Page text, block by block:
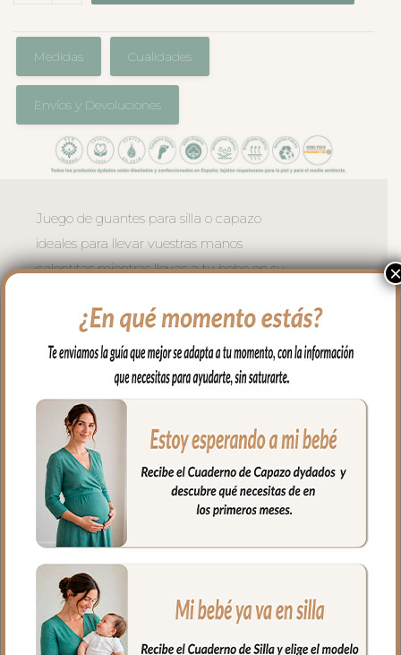
Medidas Cualidades
Envíos y Devoluciones
Juego de guantes para silla o capazo
ideales para llevar vuestras manos
calentitas mientras llevas a tu bebe en su
Se adaptan a todo tipo de sillas mediante
dos cremalleras laterales. Se coloca de
forma muy fácil y cómoda; abres las
carrito y vuelves a cerrar las cremalleras.
Puedes usar también en sillas de bastón
usando el ojal central en la parte de atrás
del guante.
El tejido exterior en tejido piqué bordado;
un piqué de algodón.
El tejido del, interior en piqué de algodón
Puedes lavar a mano o en lavadora,
siempre agua fría, jabones no abrasivos y
×